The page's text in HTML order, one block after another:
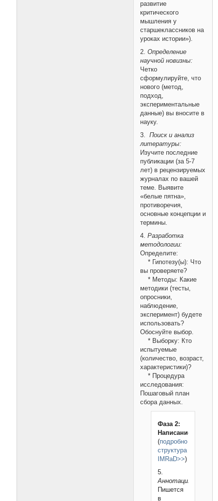
развитие
критического
мышления у
старшеклассников на
уроках истории»).
2. Определение
научной новизны:
Четко
сформулируйте, что
нового (метод,
подход,
экспериментальные
данные) вы вносите в
науку.
3. Поиск и анализ
литературы:
Изучите последние
публикации (за 5-7
лет) в рецензируемых
журналах по вашей
теме. Выявите
«белые пятна»,
противоречия,
основные концепции и
термины.
4. Разработка
методологии:
Определите:
* Гипотезу(ы): Что
вы проверяете?
* Методы: Какие
методики (тесты,
опросники,
наблюдение,
эксперимент) будете
использовать?
Обоснуйте выбор.
* Выборку: Кто
испытуемые
(количество, возраст,
характеристики)?
* Процедура
исследования:
Пошаговый план
сбора данных.
Фаза 2:
Написание
(подробно
структура
IMRaD>>)
5.
Аннотация:
Пишется
в